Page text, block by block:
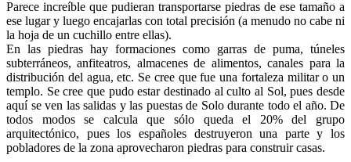
Parece increíble que pudieran transportarse piedras de ese tamaño a
ese lugar y luego encajarlas con total precisión (a menudo no cabe ni
la hoja de un cuchillo entre ellas).
En las piedras hay formaciones como garras de puma, túneles
subterráneos, anfiteatros, almacenes de alimentos, canales para la
distribución del agua, etc. Se cree que fue una fortaleza militar o un
templo. Se cree que pudo estar destinado al culto al Sol, pues desde
aquí se ven las salidas y las puestas de Solo durante todo el año. De
todos modos se calcula que sólo queda el 20% del grupo
arquitectónico, pues los españoles destruyeron una parte y los
pobladores de la zona aprovecharon piedras para construir casas.